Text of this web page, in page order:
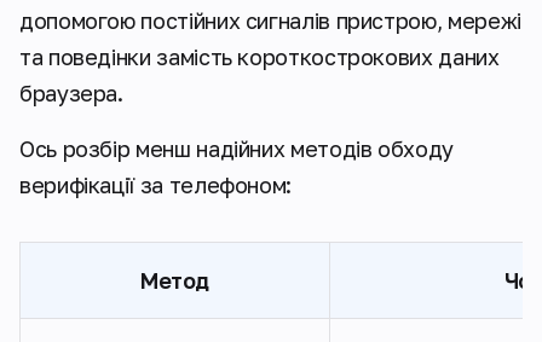
допомогою постійних сигналів пристрою, мережі
та поведінки замість короткострокових даних
браузера.
Ось розбір менш надійних методів обходу
верифікації за телефоном:
Метод